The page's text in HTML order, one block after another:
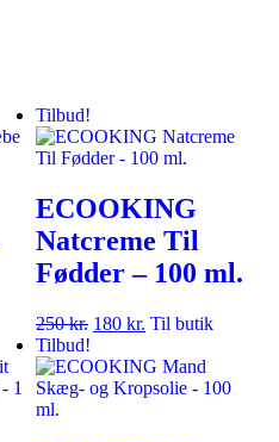
Tilbud!
ECOOKING
Natcreme Til
Fødder – 100 ml.
250kr. 180 kr. Til butik
Tilbud!